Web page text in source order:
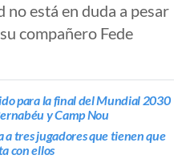
está en duda a pesar
compañero Fede
para la final del Mundial 2030
y Camp Nou
tres jugadores que tienen que
con ellos